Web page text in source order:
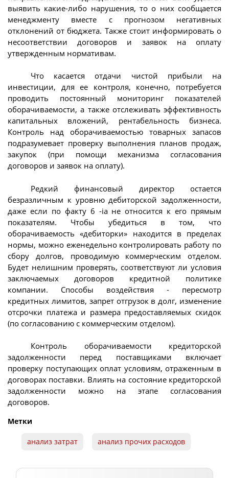
выявить какие-либо нарушения, то о них сообщается
менеджменту вместе с прогнозом негативных
отклонений от бюджета. Также стоит информировать о
несоответствии договоров и заявок на оплату
утвержденным нормативам.
Что касается отдачи чистой прибыли на
инвестиции, для ее контроля, конечно, потребуется
проводить постоянный мониторинг показателей
оборачиваемости, а также отслеживать эффективность
капитальных вложений, рентабельность бизнеса.
Контроль над оборачиваемостью товарных запасов
подразумевает проверку выполнения планов продаж,
закупок (при помощи механизма согласования
договоров и заявок на оплату).
Редкий финансовый директор остается
безразличным к уровню дебиторской задолженности,
даже если по факту 6 -ia не относится к его прямым
показателям. Чтобы убедиться в том, что
оборачиваемость «дебиторки» находится в пределах
нормы, можно еженедельно контролировать работу по
сбору долгов, проводимую коммерческим отделом.
Будет нелишним проверять, соответствуют ли условия
заключаемых договоров кредитной политике
компании. Способы воздействия - пересмотр
кредитных лимитов, запрет отгрузок в долг, изменение
отсрочки платежа и размера предоставляемых скидок
(по согласованию с коммерческим отделом).
Контроль оборачиваемости кредиторской
задолженности перед поставщиками включает
проверку поступающих оплат условиям, отраженным в
договорах поставки. Влиять на состояние кредиторской
задолженности можно на этапе согласования
договоров.
Метки
анализ затрат анализ прочих расходов